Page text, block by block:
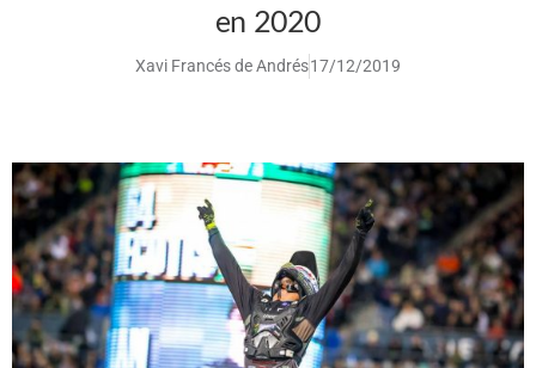
en 2020
Xavi Francés de Andrés17/12/2019